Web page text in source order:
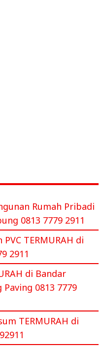
Rumah Pribadi
0813 7779 2911
TERMURAH di
2911
di Bandar
Paving 0813 7779
TERMURAH di